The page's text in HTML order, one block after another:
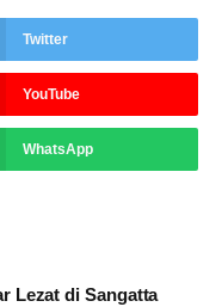
Twitter
YouTube
WhatsApp
Lezat di Sangatta